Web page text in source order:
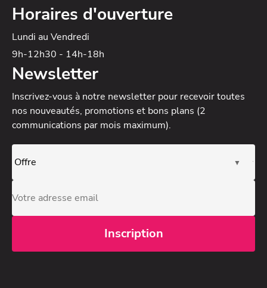
Horaires d'ouverture
Lundi au Vendredi
9h-12h30 - 14h-18h
Newsletter
Inscrivez-vous à notre newsletter pour recevoir toutes
nos nouveautés, promotions et bons plans (2
communications par mois maximum).